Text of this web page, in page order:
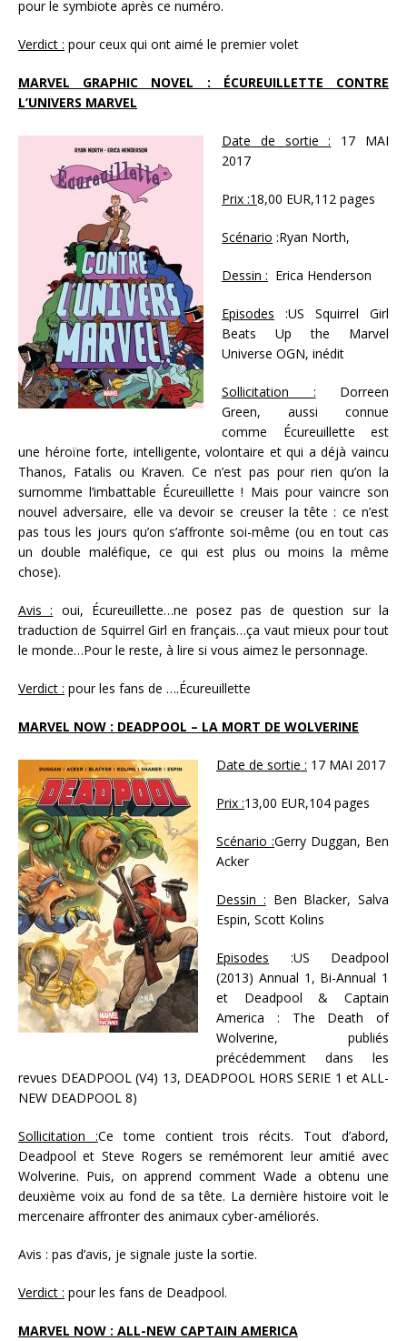
pour le symbiote après ce numéro.
Verdict : pour ceux qui ont aimé le premier volet
MARVEL GRAPHIC NOVEL : ÉCUREUILLETTE CONTRE
L’UNIVERS MARVEL
Date de sortie : 17 MAI
2017
Prix :18,00 EUR,112 pages
Scénario :Ryan North,
Dessin : Erica Henderson
Episodes :US Squirrel Girl
Beats Up the Marvel
Universe OGN, inédit
Sollicitation : Dorreen
Green, aussi connue
comme Écureuillette est
une héroïne forte, intelligente, volontaire et qui a déjà vaincu
Thanos, Fatalis ou Kraven. Ce n’est pas pour rien qu’on la
surnomme l’imbattable Écureuillette ! Mais pour vaincre son
nouvel adversaire, elle va devoir se creuser la tête : ce n’est
pas tous les jours qu’on s’affronte soi-même (ou en tout cas
un double maléfique, ce qui est plus ou moins la même
chose).
Avis : oui, Écureuillette…ne posez pas de question sur la
traduction de Squirrel Girl en français…ça vaut mieux pour tout
le monde…Pour le reste, à lire si vous aimez le personnage.
Verdict : pour les fans de ….Écureuillette
MARVEL NOW : DEADPOOL – LA MORT DE WOLVERINE
Date de sortie : 17 MAI 2017
Prix :13,00 EUR,104 pages
Scénario :Gerry Duggan, Ben
Acker
Dessin : Ben Blacker, Salva
Espin, Scott Kolins
Episodes :US Deadpool
(2013) Annual 1, Bi-Annual 1
et Deadpool & Captain
America : The Death of
Wolverine, publiés
précédemment dans les
revues DEADPOOL (V4) 13, DEADPOOL HORS SERIE 1 et ALL-
NEW DEADPOOL 8)
Sollicitation :Ce tome contient trois récits. Tout d’abord,
Deadpool et Steve Rogers se remémorent leur amitié avec
Wolverine. Puis, on apprend comment Wade a obtenu une
deuxième voix au fond de sa tête. La dernière histoire voit le
mercenaire affronter des animaux cyber-améliorés.
Avis : pas d’avis, je signale juste la sortie.
Verdict : pour les fans de Deadpool.
MARVEL NOW : ALL-NEW CAPTAIN AMERICA